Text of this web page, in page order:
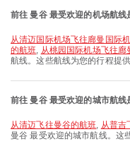
前往 曼谷 最受欢迎的机场航线
从清迈国际机场飞往廊曼国际
的航班, 从桃园国际机场飞往廊
航线。这些航线为您的行程提供
前往 曼谷 最受欢迎的城市航线
从清迈飞往曼谷的航班, 从普吉
曼谷 最受欢迎的城市航线。这